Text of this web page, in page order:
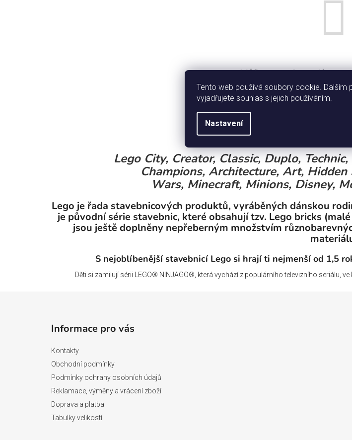
Tento web používá soubory cookie. Dalším
vyjadřujete souhlas s jejich používáním.
Nastavení
Můžete se ale podívat
Lego City, Creator,Classic, Duplo, Technic,
Champions, Architecture,Art, Hidden
Wars, Minecraft, Minions, Disney,
Lego je řada stavebnicových produktů, vyráběných dánskou
je původní série stavebnic, které obsahují tzv. Lego bricks
jsou ještě doplněny nepřeberným množstvím
S nejoblíbenější stavebnicí Lego si hrají ti nejmenší od 1,5
Děti si zamilují sérii LEGO® NINJAGO®, která vychází z populárního televizního seriálu,
Informace pro vás
Kontakty
Obchodní podmínky
Podmínky ochrany osobních údajů
Reklamace, výměny a vrácení zboží
Doprava a platba
Tabulky velikostí